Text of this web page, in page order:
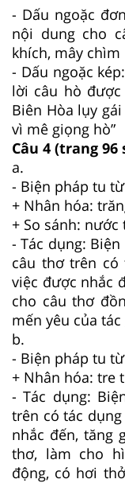
- Dấu ngoặc
nội dung cho
khích, mây chìm
- Dấu ngoặc
lời câu hò
Biên Hòa lụy
vì mê giọng hò”
Câu 4 (trang 96
a.
- Biện pháp tu
+ Nhân hóa:
+ So sánh:
- Tác dụng:
câu thơ trên có
việc được nhắc
cho câu thơ
mến yêu của
b.
- Biện pháp tu
+ Nhân hóa: tre
- Tác dụng:
trên có tác
nhắc đến, tăng
thơ, làm cho
động, có hơi